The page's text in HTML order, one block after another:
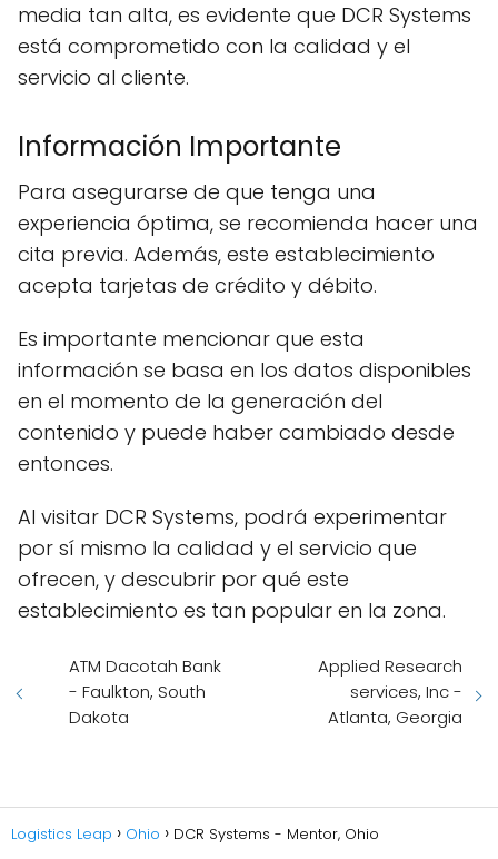
media tan alta, es evidente que DCR Systems
está comprometido con la calidad y el
servicio al cliente.
Información Importante
Para asegurarse de que tenga una
experiencia óptima, se recomienda hacer una
cita previa. Además, este establecimiento
acepta tarjetas de crédito y débito.
Es importante mencionar que esta
información se basa en los datos disponibles
en el momento de la generación del
contenido y puede haber cambiado desde
entonces.
Al visitar DCR Systems, podrá experimentar
por sí mismo la calidad y el servicio que
ofrecen, y descubrir por qué este
establecimiento es tan popular en la zona.
ATM Dacotah Bank
- Faulkton, South
Dakota
Applied Research
services, Inc -
Atlanta, Georgia
Logistics Leap Ohio DCR Systems - Mentor, Ohio